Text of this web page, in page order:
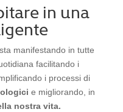
in una
manifestando in tutte
facilitando i
i processi di
e migliorando, in
nostra vita.